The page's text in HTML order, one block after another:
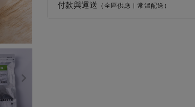
付款與運送 （全區供應 | 常溫配送）